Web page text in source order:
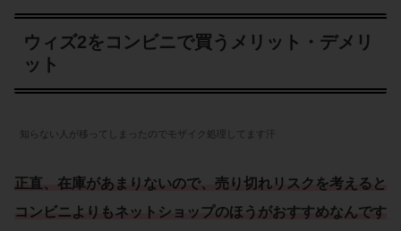
ウィズ2をコンビニで買うメリット・デメリ
ット
知らない人が移ってしまったのでモザイク処理してます汗
正直、在庫があまりないので、売り切れリスクを考えると
コンビニよりもネットショップのほうがおすすめなんです